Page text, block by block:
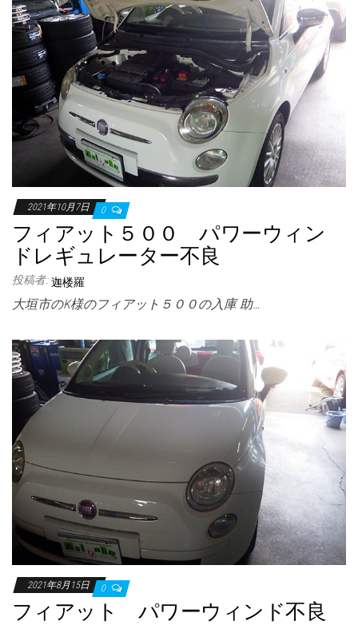
2021年10月7日 0
フィアット５００ パワーウィン
ドレギュレーター不良
投稿者: 迦楼羅
大垣市のK様のフィアット５００の入庫 助…
2021年8月15日 0
フィアット パワーウィンド不良